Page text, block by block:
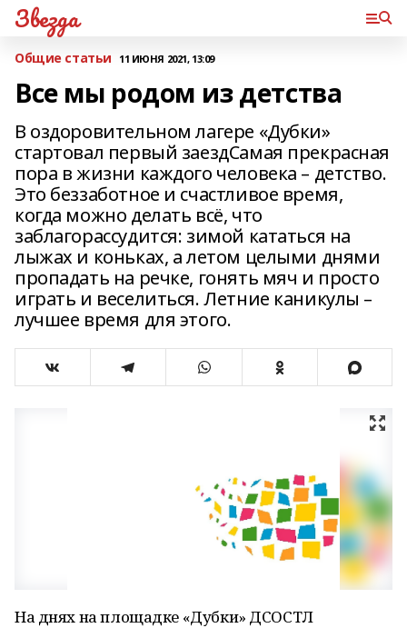
Звезда
Общие статьи 11 ИЮНЯ 2021, 13:09
Все мы родом из детства
В оздоровительном лагере «Дубки»
стартовал первый заездСамая прекрасная
пора в жизни каждого человека – детство.
Это беззаботное и счастливое время,
когда можно делать всё, что
заблагорассудится: зимой кататься на
лыжах и коньках, а летом целыми днями
пропадать на речке, гонять мяч и просто
играть и веселиться. Летние каникулы –
лучшее время для этого.
На днях на площадке «Дубки» ДСОСТЛ